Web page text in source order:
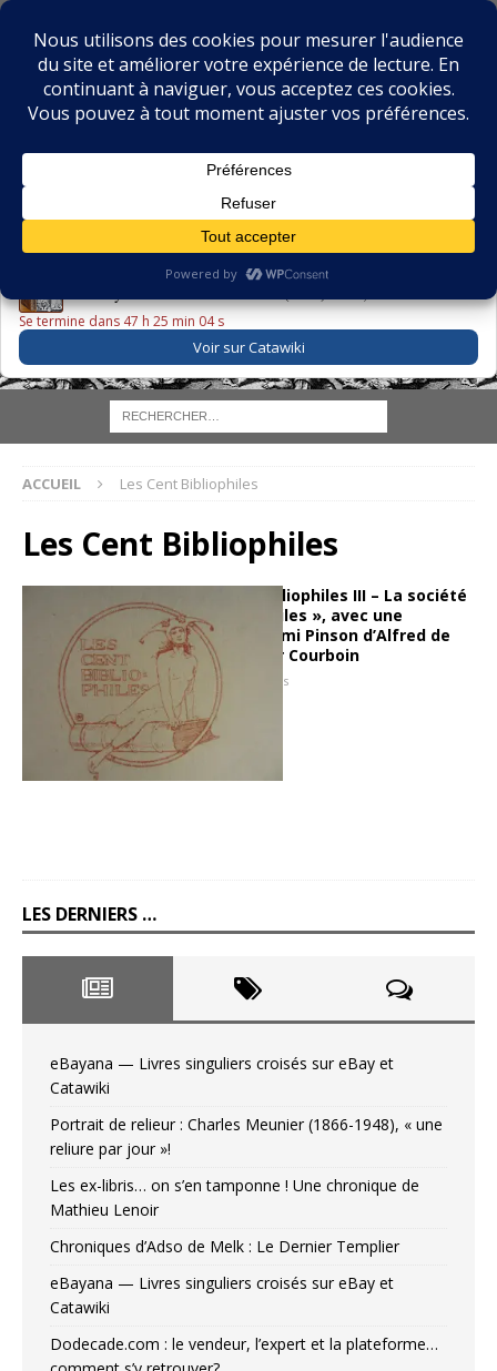
BIBLIOPHILIE.COM
LE BLOG DU BIBLIOPHILE, DES BIBLIOPHILES, DE LA
LE LIVRE DU JOUR
Se termine dans 47 h 25 min 04 s
Voir sur Catawiki
ACCUEIL Les Cent Bibliophiles
Les Cent Bibliophiles
Les sociétés de bibliophiles III – La société
« Les Cent Bibliophiles », avec une
présentation de Mimi Pinson d’Alfred de
Musset, illustré par Courboin
23 avril 2013 Hugues
LES DERNIERS …
eBayana — Livres singuliers croisés sur eBay et
Catawiki
Portrait de relieur : Charles Meunier (1866-1948), « une
reliure par jour »!
Les ex-libris… on s’en tamponne ! Une chronique de
Mathieu Lenoir
Chroniques d’Adso de Melk : Le Dernier Templier
eBayana — Livres singuliers croisés sur eBay et
Catawiki
Dodecade.com : le vendeur, l’expert et la plateforme…